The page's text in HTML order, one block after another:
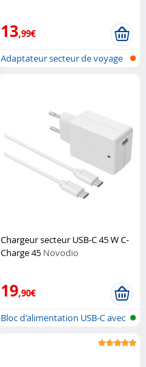
13,99€
Adaptateur secteur de voyage
Chargeur secteur USB-C 45 W C-
Charge 45 Novodio
19,90€
Bloc d'alimentation USB-C avec